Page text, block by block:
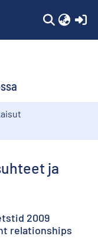
ja
2009
relationships